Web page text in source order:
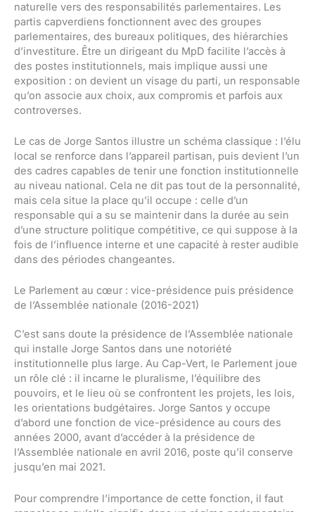
naturelle vers des responsabilités parlementaires. Les
partis capverdiens fonctionnent avec des groupes
parlementaires, des bureaux politiques, des hiérarchies
d’investiture. Être un dirigeant du MpD facilite l’accès à
des postes institutionnels, mais implique aussi une
exposition : on devient un visage du parti, un responsable
qu’on associe aux choix, aux compromis et parfois aux
controverses.
Le cas de Jorge Santos illustre un schéma classique : l’élu
local se renforce dans l’appareil partisan, puis devient l’un
des cadres capables de tenir une fonction institutionnelle
au niveau national. Cela ne dit pas tout de la personnalité,
mais cela situe la place qu’il occupe : celle d’un
responsable qui a su se maintenir dans la durée au sein
d’une structure politique compétitive, ce qui suppose à la
fois de l’influence interne et une capacité à rester audible
dans des périodes changeantes.
Le Parlement au cœur : vice-présidence puis présidence
de l’Assemblée nationale (2016-2021)
C’est sans doute la présidence de l’Assemblée nationale
qui installe Jorge Santos dans une notoriété
institutionnelle plus large. Au Cap-Vert, le Parlement joue
un rôle clé : il incarne le pluralisme, l’équilibre des
pouvoirs, et le lieu où se confrontent les projets, les lois,
les orientations budgétaires. Jorge Santos y occupe
d’abord une fonction de vice-présidence au cours des
années 2000, avant d’accéder à la présidence de
l’Assemblée nationale en avril 2016, poste qu’il conserve
jusqu’en mai 2021.
Pour comprendre l’importance de cette fonction, il faut